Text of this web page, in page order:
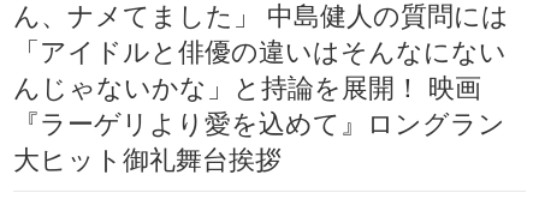
ん、ナメてました」 中島健人の質問には
「アイドルと俳優の違いはそんなにない
んじゃないかな」と持論を展開！ 映画
『ラーゲリより愛を込めて』ロングラン
大ヒット御礼舞台挨拶